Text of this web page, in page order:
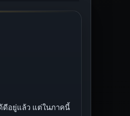
ดีอยู่แล้ว แต่ในภาคนี้